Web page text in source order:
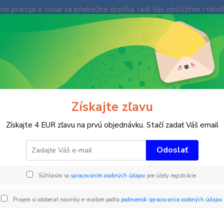
pracuje a tovar sa priebežne dopĺňa. radi Vás obslúžime i
Fotogaléria Ochrana súkromia Blog
Hľadať
(Po-
Ohybná tyč plastový závit - SOFT - 25MM BASIC
tyč plastový závit - SOFT -
Získajte zľavu
Získajte 4 EUR zľavu na prvú objednávku. Stačí zadať Váš email
Odoslať
Súhlasím so spracovaním osobných údajov pre účely registrácie.
Prajem si odoberať novinky e-mailom podľa podmienok spracovania osobných údajov.